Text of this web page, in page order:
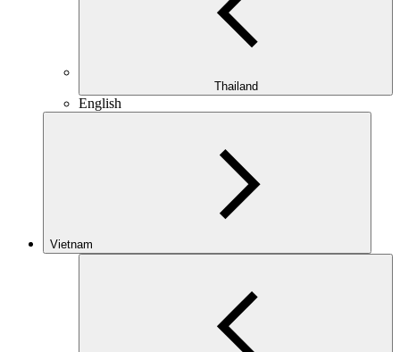
Thailand
English
Vietnam